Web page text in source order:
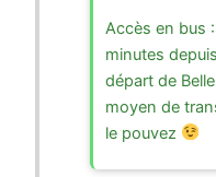
Accès en bus
minutes
départ de
moyen de
le pouvez